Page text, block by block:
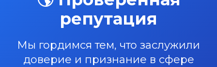
репутация
Мы гордимся тем, что заслужили
доверие и признание в сфере